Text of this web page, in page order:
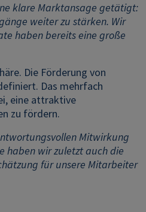
klare Marktansage getätigt:
weiter zu stärken. Wir
haben bereits eine große
Die Förderung von
Das mehrfach
eine attraktive
zu fördern.
Mitwirkung
haben wir zuletzt auch die
für unsere Mitarbeiter